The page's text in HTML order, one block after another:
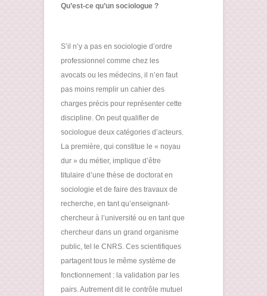
Qu’est-ce qu’un sociologue ?
S’il n’y a pas en sociologie d’ordre
professionnel comme chez les
avocats ou les médecins, il n’en faut
pas moins remplir un cahier des
charges précis pour représenter cette
discipline. On peut qualifier de
sociologue deux catégories d’acteurs.
La première, qui constitue le « noyau
dur » du métier, implique d’être
titulaire d’une thèse de doctorat en
sociologie et de faire des travaux de
recherche, en tant qu’enseignant-
chercheur à l’université ou en tant que
chercheur dans un grand organisme
public, tel le CNRS. Ces scientifiques
partagent tous le même système de
fonctionnement : la validation par les
pairs. Autrement dit le contrôle mutuel